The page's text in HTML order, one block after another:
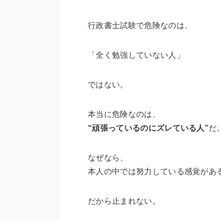
行政書士試験で危険なのは、
「全く勉強していない人」
ではない。
本当に危険なのは、
“頑張っているのにズレている人”だ。
なぜなら、
本人の中では努力している感覚があ
だから止まれない。